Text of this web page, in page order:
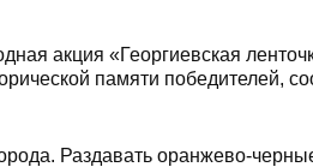
акция «Георгиевская
памяти победителей,
Раздавать оранжево-